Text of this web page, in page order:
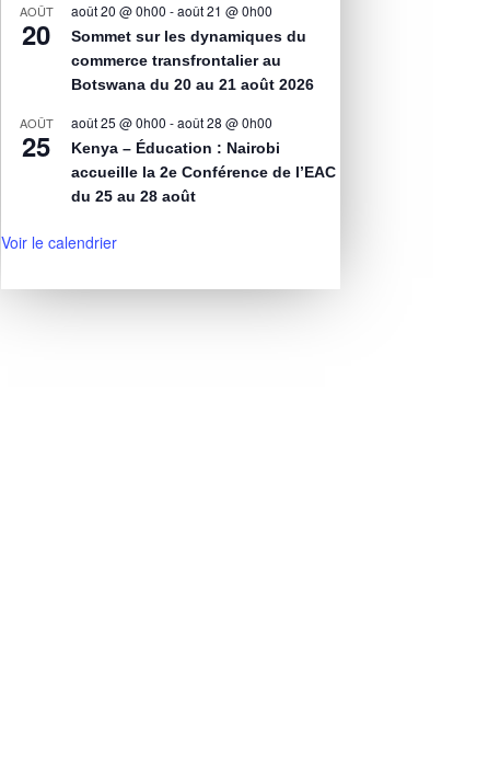
AOÛT
20
août 20 @ 0h00 -août 21 @ 0h00
Sommet sur les dynamiques du
commerce transfrontalier au
Botswana du 20 au 21 août 2026
AOÛT
25
août 25 @ 0h00 -août 28 @ 0h00
Kenya – Éducation : Nairobi
accueille la 2e Conférence de l’EAC
du 25 au 28 août
Voir le calendrier